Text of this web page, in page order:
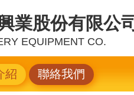
業股份有限公
EQUIPMENT CO.
紹 聯絡我們